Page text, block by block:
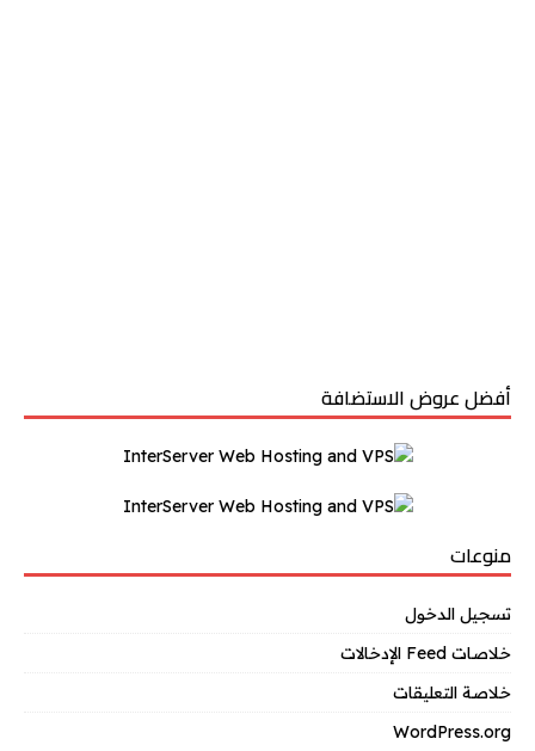
أفضل عروض الاستضافة
منوعات
تسجيل الدخول
خلاصات Feed الإدخالات
خلاصة التعليقات
WordPress.org